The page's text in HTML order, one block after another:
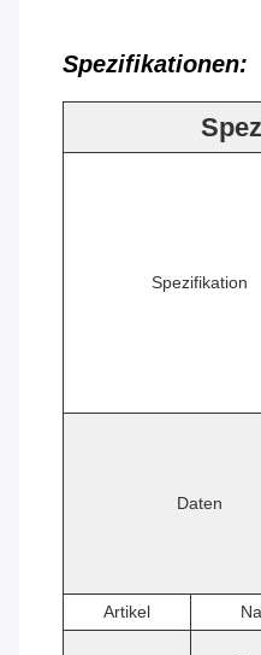
Spezifikationen:
Spezifikation
Daten
Artikel